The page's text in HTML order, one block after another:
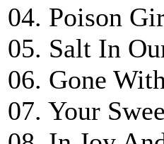
04. Poison
05. Salt In
06. Gone
07. Your